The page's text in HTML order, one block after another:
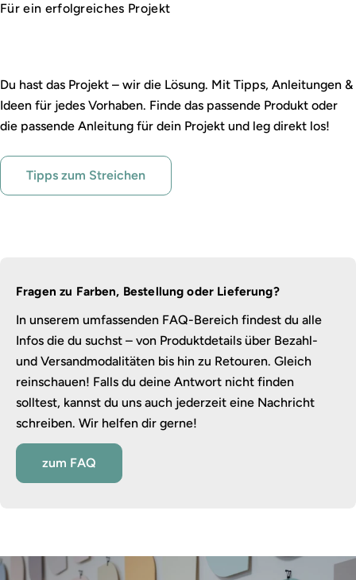
Für ein erfolgreiches Projekt
Du hast das Projekt – wir die Lösung. Mit Tipps, Anleitungen &
Ideen für jedes Vorhaben. Finde das passende Produkt oder
die passende Anleitung für dein Projekt und leg direkt los!
Tipps zum Streichen
Fragen zu Farben, Bestellung oder Lieferung?
In unserem umfassenden FAQ-Bereich findest du alle
Infos die du suchst – von Produktdetails über Bezahl-
und Versandmodalitäten bis hin zu Retouren. Gleich
reinschauen! Falls du deine Antwort nicht finden
solltest, kannst du uns auch jederzeit eine Nachricht
schreiben. Wir helfen dir gerne!
zum FAQ